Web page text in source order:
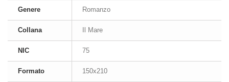
Genere Romanzo
Collana Il Mare
NIC 75
Formato 150x210